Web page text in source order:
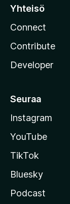
Yhteisö
Connect
Contribute
Developer
Seuraa
Instagram
YouTube
TikTok
Bluesky
Podcast